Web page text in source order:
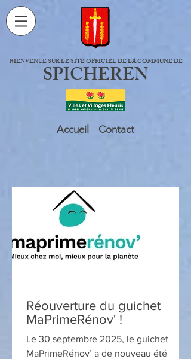
BIENVENUE SUR LE SITE OFFICIEL DE LA COMMUNE DE
SPICHEREN
Accueil Contact
Réouverture du guichet
MaPrimeRénov' !
Le 30 septembre 2025, le guichet
MaPrimeRénov’ a de nouveau été